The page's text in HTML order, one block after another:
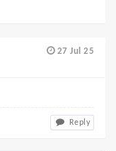
27 Jul 25
Reply